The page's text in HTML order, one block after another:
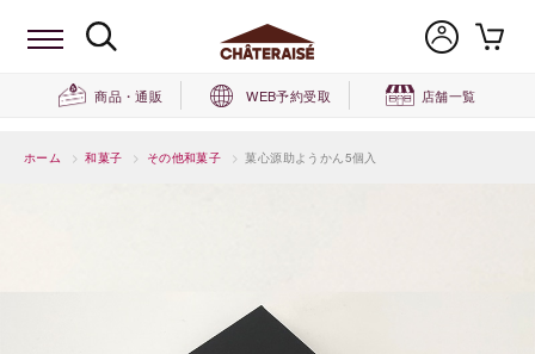
商品・通販 WEB予約受取 店舗一覧
ホーム > 和菓子 > その他和菓子 > 菓心源助ようかん5個入